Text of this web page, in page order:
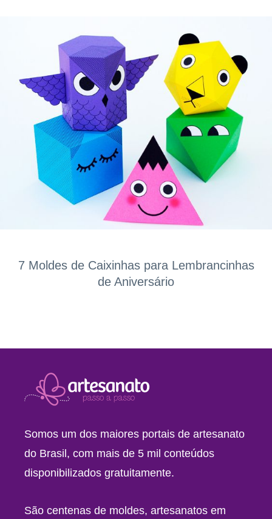
7 Moldes de Caixinhas para Lembrancinhas
de Aniversário
Somos um dos maiores portais de artesanato
do Brasil, com mais de 5 mil conteúdos
disponibilizados gratuitamente.
São centenas de moldes, artesanatos em